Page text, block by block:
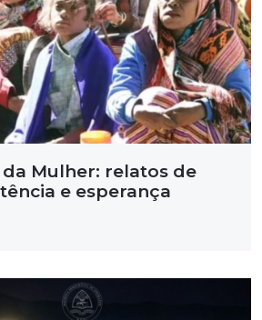
Mulher: relatos de
e esperança